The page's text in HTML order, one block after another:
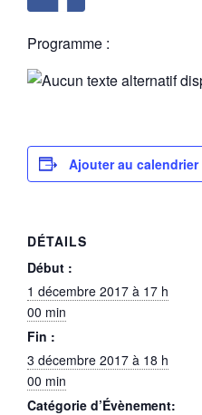
Programme :
Ajouter au calendrier
DÉTAILS
Début :
1 décembre 2017 à 17 h
00 min
Fin :
3 décembre 2017 à 18 h
00 min
Catégorie d’Évènement: